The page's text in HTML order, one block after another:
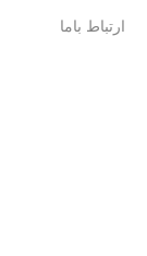
ارتباط باما